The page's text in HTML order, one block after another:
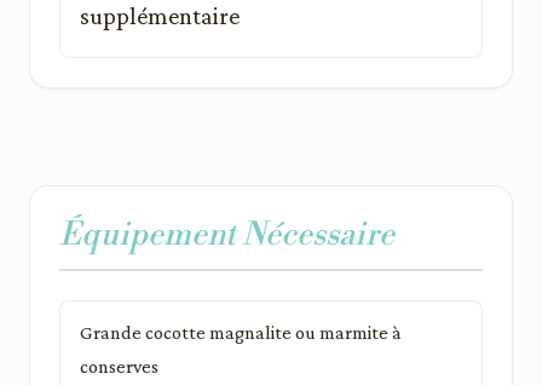
supplémentaire
Équipement Nécessaire
Grande cocotte magnalite ou marmite à
conserves